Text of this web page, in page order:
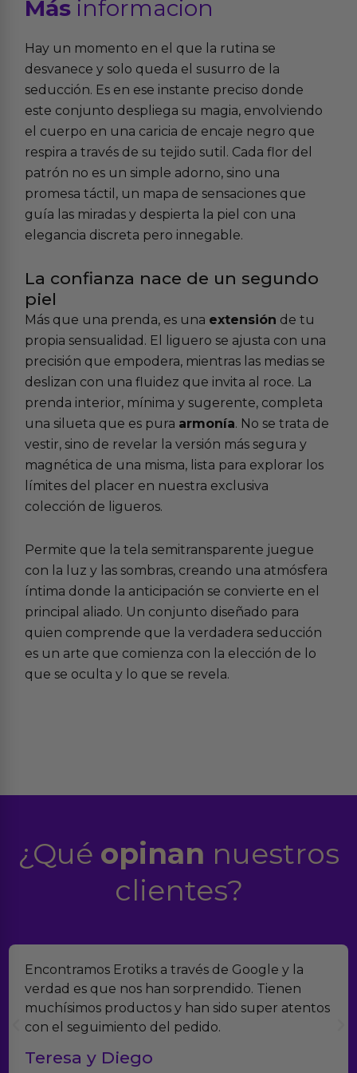
Más informacion
Hay un momento en el que la rutina se
desvanece y solo queda el susurro de la
seducción. Es en ese instante preciso donde
este conjunto despliega su magia, envolviendo
el cuerpo en una caricia de encaje negro que
respira a través de su tejido sutil. Cada flor del
patrón no es un simple adorno, sino una
promesa táctil, un mapa de sensaciones que
guía las miradas y despierta la piel con una
elegancia discreta pero innegable.
La confianza nace de un segundo
piel
Más que una prenda, es una extensión de tu
propia sensualidad. El liguero se ajusta con una
precisión que empodera, mientras las medias se
deslizan con una fluidez que invita al roce. La
prenda interior, mínima y sugerente, completa
una silueta que es pura armonía. No se trata de
vestir, sino de revelar la versión más segura y
magnética de una misma, lista para explorar los
límites del placer en nuestra exclusiva
colección de ligueros.
Permite que la tela semitransparente juegue
con la luz y las sombras, creando una atmósfera
íntima donde la anticipación se convierte en el
principal aliado. Un conjunto diseñado para
quien comprende que la verdadera seducción
es un arte que comienza con la elección de lo
que se oculta y lo que se revela.
¿Qué opinan nuestros
clientes?
Encontramos Erotiks a través de Google y la
verdad es que nos han sorprendido. Tienen
muchísimos productos y han sido super atentos
con el seguimiento del pedido.
Teresa y Diego